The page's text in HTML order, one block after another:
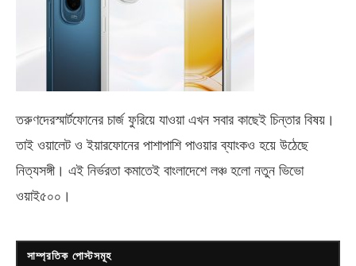
তরুণদেরস্মার্টফোনের চার্জ ফুরিয়ে যাওয়া এখন সবার কাছেই চিন্তার বিষয়।
তাই ওয়ালেট ও ইয়ারফোনের পাশাপাশি পাওয়ার ব্যাংকও হয়ে উঠেছে
নিত্যসঙ্গী। এই নির্ভরতা কমাতেই বাংলাদেশে লঞ্চ হলো নতুন ভিভো
ওয়াই৫০০ ।
সাম্প্রতিক পোস্টসমূহ